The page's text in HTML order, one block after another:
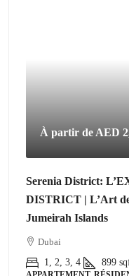
À partir de AED
Serenia District:
DISTRICT | L’Art
Jumeirah Islands
Dubai
1, 2, 3, 4
899